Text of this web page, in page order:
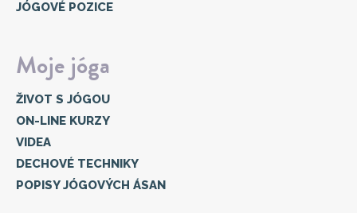
JÓGOVÉ POZICE
Moje jóga
ŽIVOT S JÓGOU
ON-LINE KURZY
VIDEA
DECHOVÉ TECHNIKY
POPISY JÓGOVÝCH ÁSAN